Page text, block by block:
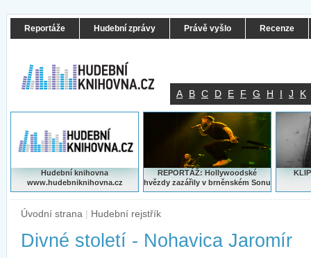
Reportáže Hudební zprávy Právě vyšlo Recenze
A B C D E F G H I J K
Hudební knihovna
www.hudebniknihovna.cz
REPORTÁŽ: Hollywoodské
hvězdy zazářily v brněnském Sonu
Úvodní strana | Hudební rejstřík
Divné století - Nohavica Jaromír